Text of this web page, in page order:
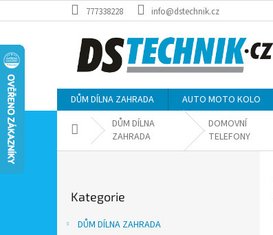
na
777338228 info@dstechnik.cz
DŮM DÍLNA ZAHRADA AUTO MOTO KOLO
Domů DŮM DÍLNA
ZAHRADA
DOMOVNÍ
TELEFONY
kategorie
Kategorie
DŮM DÍLNA ZAHRADA